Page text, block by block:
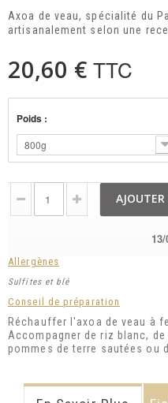
Axoa de veau, spécialité du
artisanalement selon une
20,60 € TTC
Poids :
800g
Allergènes
Sulfites et blé
Conseil de préparation
Réchauffer l'axoa de veau à
Accompagner de riz blanc,
pommes de terre sautées ou